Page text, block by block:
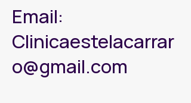
Email:
Clinicaestelacarrar
o@gmail.com